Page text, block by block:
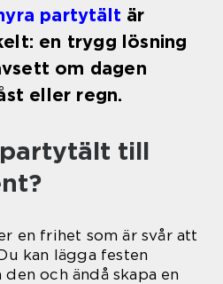
partytält är
en trygg lösning
om dagen
eller regn.
till
en frihet som är svår att
kan lägga festen
och ändå skapa en